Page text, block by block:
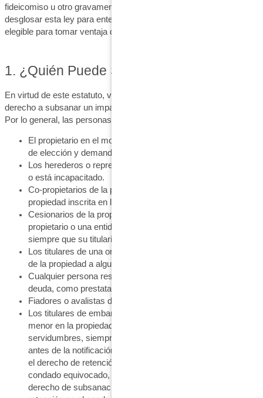
fideicomiso u otro gravamen que está siendo ejecutado. Vamos a
desglosar esta ley para entender cómo funciona y quién es
elegible para tomar ventaja de este derecho.
1. ¿Quién Puede Subsanar el Impago?
En virtud de este estatuto, varias personas y entidades tienen
derecho a subsanar un impago si cumplen criterios específicos.
Por lo general, las personas que pueden subsanar un impago son:
El propietario en el momento del registro de la notificación
de elección y demanda o litispendencia.
Los herederos o representantes si el propietario ha fallecido
o está incapacitado.
Co-propietarios de la propiedad que tienen un interés en la
propiedad inscrita en los registros públicos.
Cesionarios de la propiedad (como el cónyuge del
propietario o una entidad controlada por el propietario),
siempre que su titularidad esté registrada.
Los titulares de una orden judicial que transfiera la titularidad
de la propiedad a alguien distinto del propietario original.
Cualquier persona responsable en virtud de la prueba de la
deuda, como prestatarios o cosignatarios.
Fiadores o avalistas de la deuda.
Los titulares de embargos secundarios o con un interés
menor en la propiedad, como arrendatarios o titulares de
servidumbres, siempre que su interés se haya registrado
antes de la notificación de elección y demanda. Además, si
el derecho de retención se registró incorrectamente en el
condado equivocado, una persona todavía puede tener el
derecho de subsanación si vuelve a registrar el derecho de